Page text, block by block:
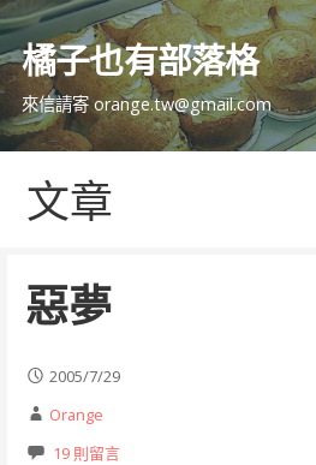
跳
主
內
橘子也有部落格
來信請寄 orange.tw@gmail.com
文章
惡夢
2005/7/29
Orange
19 則留言